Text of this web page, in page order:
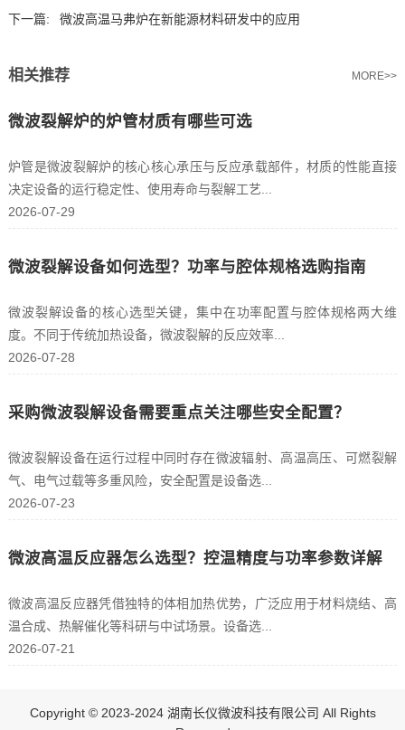
下一篇:
微波高温马弗炉在新能源材料研发中的应用
相关推荐 MORE>>
微波裂解炉的炉管材质有哪些可选
炉管是微波裂解炉的核心核心承压与反应承载部件，材质的性能直接
决定设备的运行稳定性、使用寿命与裂解工艺...
2026-07-29
微波裂解设备如何选型？功率与腔体规格选购指南
微波裂解设备的核心选型关键，集中在功率配置与腔体规格两大维
度。不同于传统加热设备，微波裂解的反应效率...
2026-07-28
采购微波裂解设备需要重点关注哪些安全配置？
微波裂解设备在运行过程中同时存在微波辐射、高温高压、可燃裂解
气、电气过载等多重风险，安全配置是设备选...
2026-07-23
微波高温反应器怎么选型？控温精度与功率参数详解
微波高温反应器凭借独特的体相加热优势，广泛应用于材料烧结、高
温合成、热解催化等科研与中试场景。设备选...
2026-07-21
Copyright © 2023-2024 湖南长仪微波科技有限公司 All Rights